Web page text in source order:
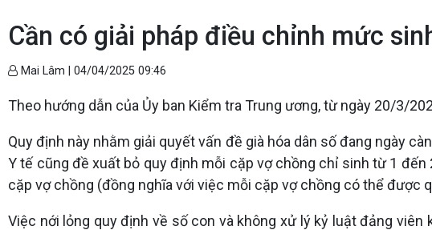
Cần có giải pháp điều chỉnh mức
Mai Lâm | 04/04/2025 09:46
Theo hướng dẫn của Ủy ban Kiểm tra Trung ương, từ ngày 20/3/
Quy định này nhằm giải quyết vấn đề già hóa dân số đang ngày
Y tế cũng đề xuất bỏ quy định mỗi cặp vợ chồng chỉ sinh từ 1
cặp vợ chồng (đồng nghĩa với việc mỗi cặp vợ chồng có thể được
Việc nới lỏng quy định về số con và không xử lý kỷ luật đảng